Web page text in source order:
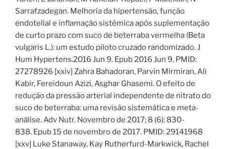
Sarrafzadegan. Melhoria da hipertensão, função
endotelial e inflamação sistêmica após suplementação
de curto prazo com suco de beterraba vermelha (Beta
vulgaris L.): um estudo piloto cruzado randomizado. J
Hum Hypertens.2016 Jun 9. Epub 2016 Jun 9. PMID:
27278926 [xxiv] Zahra Bahadoran, Parvin Mirmiran, Ali
Kabir, Fereidoun Azizi, Asghar Ghasemi. O efeito de
redução da pressão arterial independente de nitrato do
suco de beterraba: uma revisão sistemática e meta-
análise. Adv Nutr. Novembro de 2017; 8 (6): 830-
838. Epub 15 de novembro de 2017. PMID: 29141968
[xxv] Luke Stanaway, Kay Rutherfurd-Markwick, Rachel